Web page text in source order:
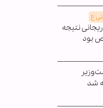
ع
نتیجه
بود
شد